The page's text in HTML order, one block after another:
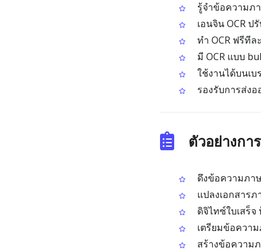
รู้จำข้อความภ
เอนจิน OCR
ทำ OCR ฟรีที
มี OCR แบบ
ใช้งานได้บนเ
รองรับการส่ง
ตัวอย่างกา
ดึงข้อความภา
แปลงเอกสาร
ดิจิไทซ์ใบเสร็
เตรียมข้อควา
สร้างข้อความ